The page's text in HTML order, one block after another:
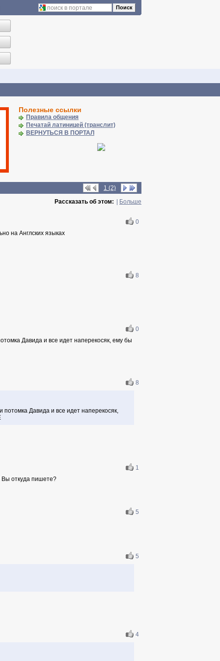
Поиск
Полезные ссылки
Правила общения
Печатай латиницей (транслит)
ВЕРНУТЬСЯ В ПОРТАЛ
1 (2)
Больше
Рассказать об этом:
0
на Англских языках
8
0
Давида и все идет наперекосяк, ему бы
8
Давида и все идет наперекосяк,
1
Вы откуда пишете?
5
5
4